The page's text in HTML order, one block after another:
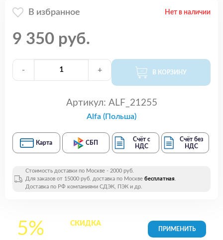
В избранное Нет в наличии
9 350 руб.
- + В КОРЗИНУ
Артикул: ALF_21255
Alfa (Польша)
Карта СБП
Счёт с
НДС
Счёт без
НДС
Стоимость доставки по Москве - 2000 руб.
Для заказов от 15000 руб. доставка по Москве бесплатная.
Доставка по РФ компаниями СДЭК, ПЭК и др.
5% СКИДКАна все